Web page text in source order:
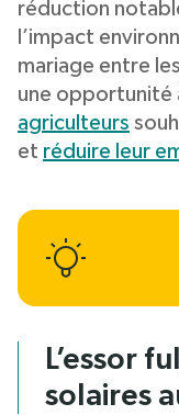
réduction
l’impact
mariage entre
une opportunité
agriculteurs
et réduire leur
L’essor
solaires